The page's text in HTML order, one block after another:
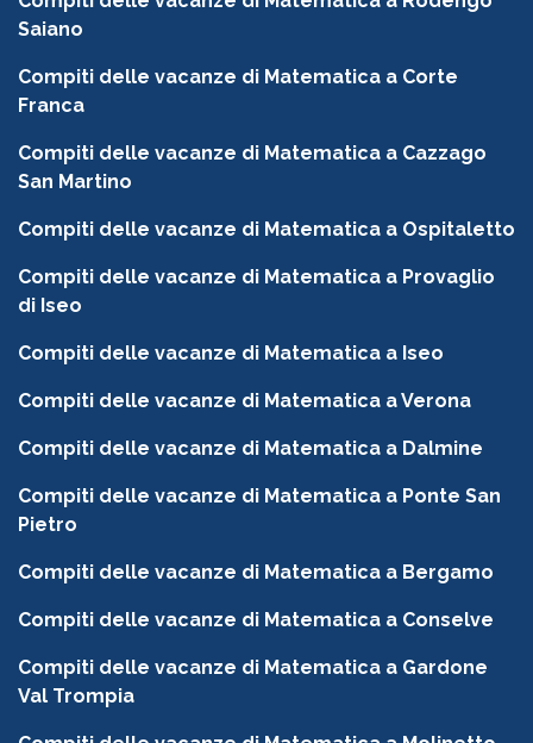
Saiano
Compiti delle vacanze di Matematica a Corte
Franca
Compiti delle vacanze di Matematica a Cazzago
San Martino
Compiti delle vacanze di Matematica a Ospitaletto
Compiti delle vacanze di Matematica a Provaglio
di Iseo
Compiti delle vacanze di Matematica a Iseo
Compiti delle vacanze di Matematica a Verona
Compiti delle vacanze di Matematica a Dalmine
Compiti delle vacanze di Matematica a Ponte San
Pietro
Compiti delle vacanze di Matematica a Bergamo
Compiti delle vacanze di Matematica a Conselve
Compiti delle vacanze di Matematica a Gardone
Val Trompia